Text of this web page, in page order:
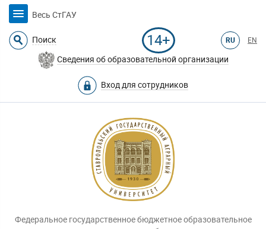
Весь СтГАУ
Поиск 14+ RU EN
Сведения об образовательной организации
Вход для сотрудников
Федеральное государственное бюджетное образовательное